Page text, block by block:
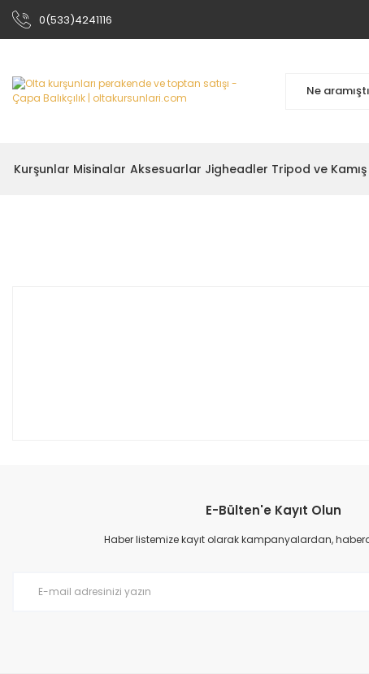
0(533)4241116
Kurşunlar Misinalar Aksesuarlar Jigheadler Tripod ve
E-Bülten'e Kayıt Olun
Haber listemize kayıt olarak kampanyalardan,